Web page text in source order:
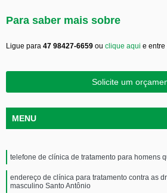
Para saber mais sobre
Ligue para 47 98427-6659 ou clique aqui e entre
Solicite um
MENU
telefone de clínica de tratamento para homens
endereço de clínica para tratamento contra as
masculino Santo Antônio